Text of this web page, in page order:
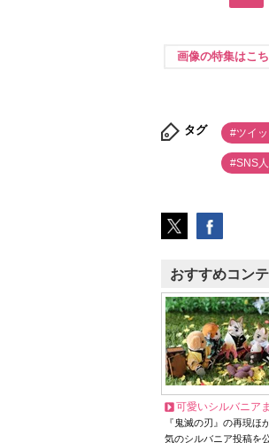
画像の特集はこ
タグ #ツイ
#SNS
おすすめコン
可愛いシルバニア
『鬼滅の刃』の再現ほ
気のシルバニア投稿を